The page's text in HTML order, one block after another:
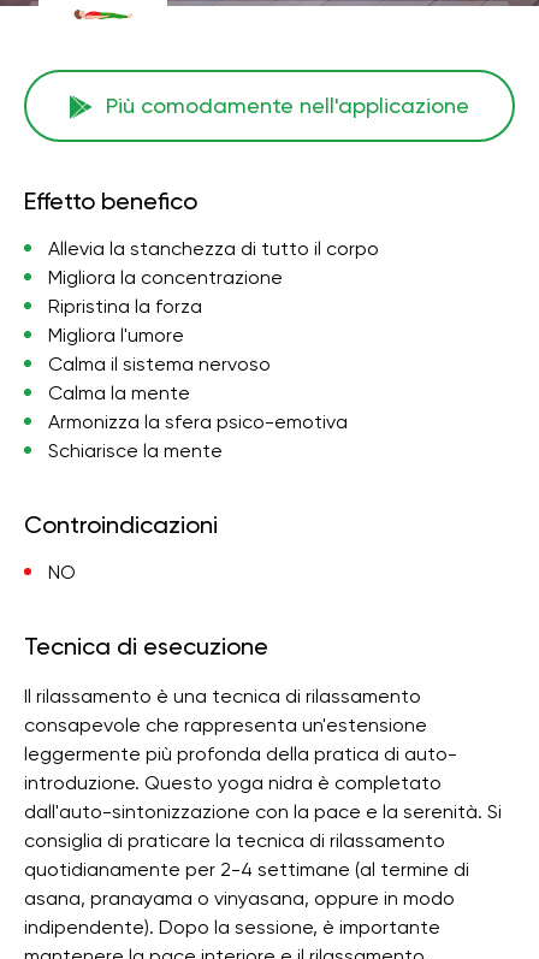
Più comodamente nell'applicazione
Effetto benefico
Allevia la stanchezza di tutto il corpo
Migliora la concentrazione
Ripristina la forza
Migliora l'umore
Calma il sistema nervoso
Calma la mente
Armonizza la sfera psico-emotiva
Schiarisce la mente
Controindicazioni
NO
Tecnica di esecuzione
Il rilassamento è una tecnica di rilassamento
consapevole che rappresenta un'estensione
leggermente più profonda della pratica di auto-
introduzione. Questo yoga nidra è completato
dall'auto-sintonizzazione con la pace e la serenità. Si
consiglia di praticare la tecnica di rilassamento
quotidianamente per 2-4 settimane (al termine di
asana, pranayama o vinyasana, oppure in modo
indipendente). Dopo la sessione, è importante